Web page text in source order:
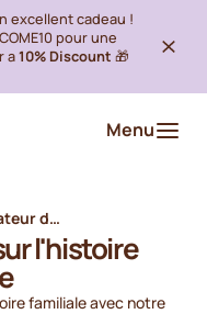
excellent cadeau !
pour une
a10% Discount 🎁
Menu
Créateur de quiz sur l'histoire familiale
l'histoire
familiale avec notre